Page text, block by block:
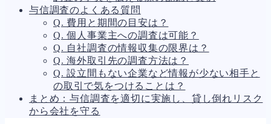
労災・ハラスメント144
解雇・退職127
事業運営374
品質・リコール49
情報漏洩・サイバー256
事業再編69
664
私的整理142
法的整理449
債権者対応
与信調査のよくある質問
Q. 費用と期間の目安は？
Q. 個人事業主への調査は可能？
Q. 自社調査の情報収集の限界は？
Q. 海外取引先の調査方法は？
Q. 設立間もない企業など情報が少ない相手と
の取引で気をつけることは？
まとめ：与信調査を適切に実施し、貸し倒れリスク
から会社を守る